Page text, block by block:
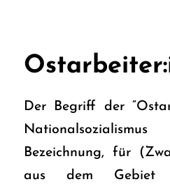
Der Begriff der
Bezeichnung, für
aus dem Gebiet